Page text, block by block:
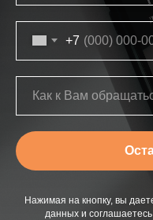
+7
Нажимая на кнопку, вы
данных и